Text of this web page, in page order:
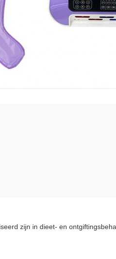
zijn in dieet- en